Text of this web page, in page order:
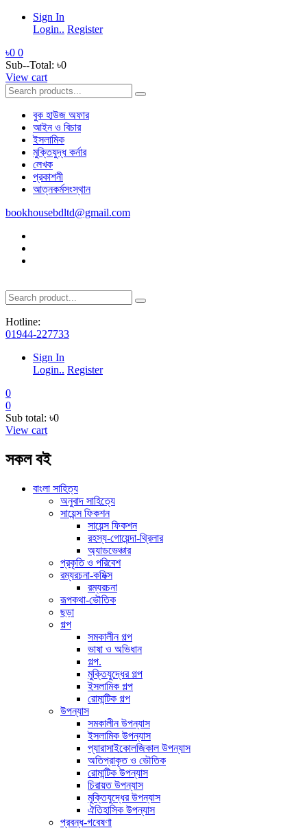
Sign In
Login.. Register
৳0 0
Sub--Total: ৳0
View cart
বুক হাউজ অফার
আইন ও বিচার
ইসলামিক
মুক্তিযুদ্ধ কর্নার
লেখক
প্রকাশনী
আত্নকর্মসংস্থান
bookhousebdltd@gmail.com
Hotline:
01944-227733
Sign In
Login.. Register
0
0
Sub total: ৳0
View cart
সকল বই
বাংলা সাহিত্য
অনুবাদ সাহিত্যে
সায়েন্স ফিকশন
সায়েন্স ফিকশন
রহস্য-গোয়েন্দা-থ্রিলার
অ্যাডভেঞ্চার
প্রকৃতি ও পরিবেশ
রম্যরচনা-কমিক্স
রম্যরচনা
রূপকথা-ভৌতিক
ছড়া
গল্প
সমকালীন গল্প
ভাষা ও অভিধান
গল্প.
মুক্তিযুদ্ধের গল্প
ইসলামিক গল্প
রোমান্টিক গল্প
উপন্যাস
সমকালীন উপন্যাস
ইসলামিক উপন্যাস
প্যারাসাইকোলজিকাল উপন্যাস
অতিপ্রাকৃত ও ভৌতিক
রোমান্টিক উপন্যাস
চিরায়ত উপন্যাস
মুক্তিযুদ্ধের উপন্যাস
ঐতিহাসিক উপন্যাস
প্রবন্ধ-গবেষণা